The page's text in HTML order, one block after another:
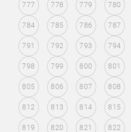
777 778 779 780
784 785 786 787
791 792 793 794
798 799 800 801
805 806 807 808
812 813 814 815
819 820 821 822